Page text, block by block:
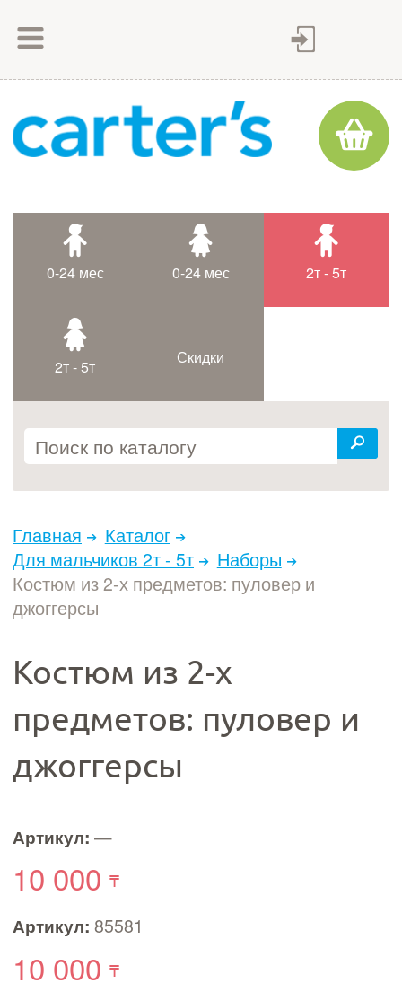
Как оплатить
Доставка товара
Контакты
0-24 мес 0-24 мес 2т - 5т
2т - 5т Скидки
Главная
Каталог
Для мальчиков 2т - 5т
Наборы
Костюм из 2-х предметов: пуловер и
джоггерсы
Костюм из 2-х
предметов: пуловер и
джоггерсы
Артикул: —
10 000
Артикул: 85581
10 000